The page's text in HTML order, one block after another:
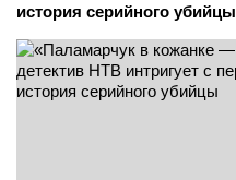
история серийного убийцы